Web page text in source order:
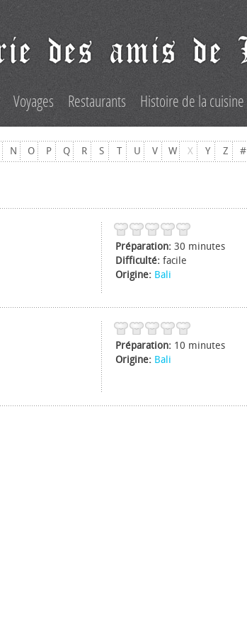
Voyages Restaurants Histoire de la cuisine
N O P Q R S T U V W X Y Z #
Préparation: 30 minutes
Difficulté: facile
Origine: Bali
Préparation: 10 minutes
Origine: Bali